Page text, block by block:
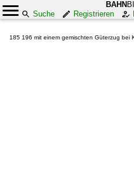
BAHN
Suche
Registrieren
185 196 mit einem gemischten Güterzug bei